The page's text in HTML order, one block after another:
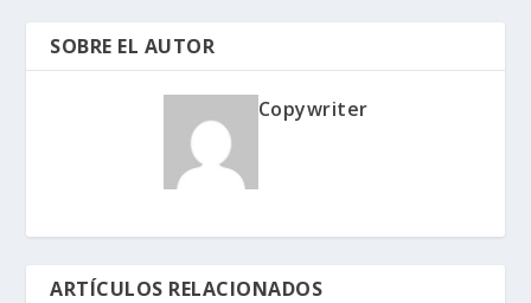
SOBRE EL AUTOR
Copywriter
ARTÍCULOS RELACIONADOS